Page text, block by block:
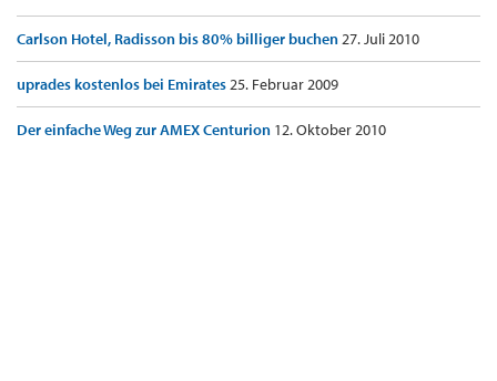
Carlson Hotel, Radisson bis 80% billiger buchen27. Juli 2010
uprades kostenlos bei Emirates25. Februar 2009
Der einfache Weg zur AMEX Centurion 12. Oktober 2010